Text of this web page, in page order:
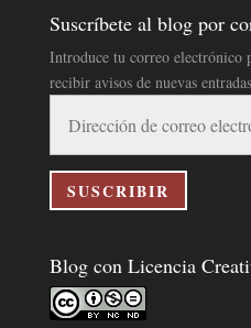
Suscríbete al blog por
Introduce tu correo electrónico
recibir avisos de nuevas
correo
electrónico
SUSCRIBIR
Blog con Licencia